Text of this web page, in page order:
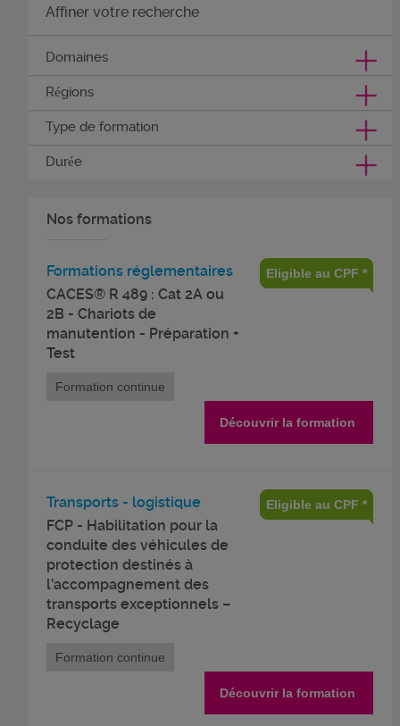
Affiner votre recherche
Domaines
Régions
Type de formation
Durée
Nos formations
Formations réglementaires
CACES® R 489 : Cat 2A ou
2B - Chariots de
manutention - Préparation +
Test
Eligible au CPF *
Formation continue
Découvrir la formation
Transports - logistique
FCP - Habilitation pour la
conduite des véhicules de
protection destinés à
l’accompagnement des
transports exceptionnels –
Recyclage
Eligible au CPF *
Formation continue
Découvrir la formation